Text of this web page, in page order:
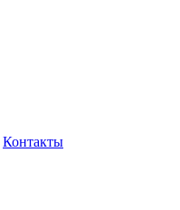
Контакты